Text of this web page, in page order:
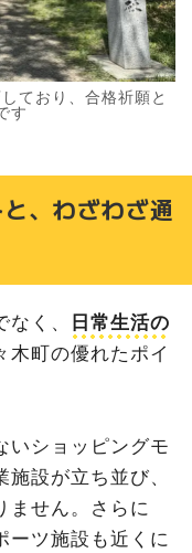
ており、合格祈願と
す
、わざわざ通
く、 日常生活の
木町の優れたポイ
いショッピングモ
施設が立ち並び、
ません。さらに
ーツ施設も近くに